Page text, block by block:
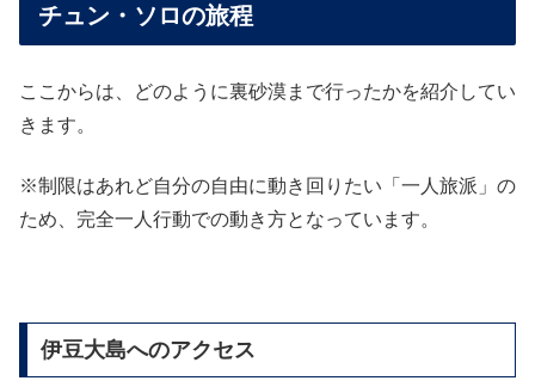
チュン・ソロの旅程
ここからは、どのように裏砂漠まで行ったかを紹介してい
きます。
※制限はあれど自分の自由に動き回りたい「一人旅派」の
ため、完全一人行動での動き方となっています。
伊豆大島へのアクセス